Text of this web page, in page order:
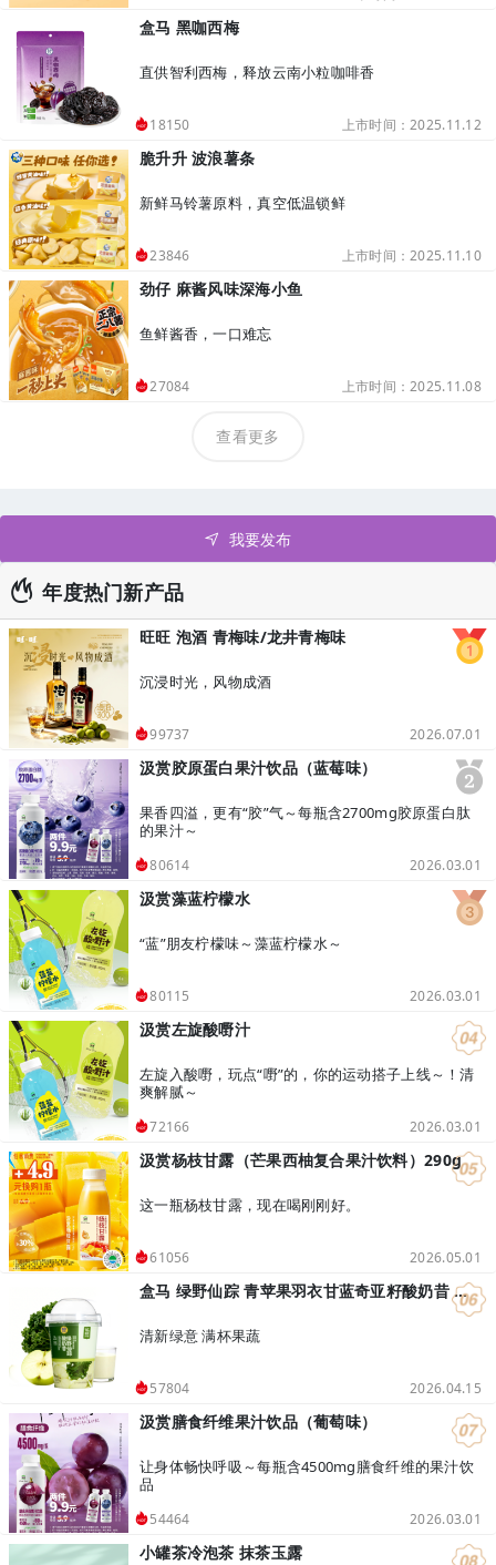
盒马 黑咖西梅
直供智利西梅，释放云南小粒咖啡香
18150 上市时间：2025.11.12
脆升升 波浪薯条
新鲜马铃薯原料，真空低温锁鲜
23846 上市时间：2025.11.10
劲仔 麻酱风味深海小鱼
鱼鲜酱香，一口难忘
27084 上市时间：2025.11.08
查看更多
我要发布
年度热门新产品
旺旺 泡酒 青梅味/龙井青梅味
沉浸时光，风物成酒
99737 2026.07.01
汲赏胶原蛋白果汁饮品（蓝莓味）
果香四溢，更有“胶”气～每瓶含2700mg胶原蛋白肽
的果汁～
80614 2026.03.01
汲赏藻蓝柠檬水
“蓝”朋友柠檬味～藻蓝柠檬水～
80115 2026.03.01
汲赏左旋酸嘢汁
左旋入酸嘢，玩点“嘢”的，你的运动搭子上线～！清
爽解腻～
72166 2026.03.01
汲赏杨枝甘露（芒果西柚复合果汁饮料）290g
这一瓶杨枝甘露，现在喝刚刚好。
61056 2026.05.01
盒马 绿野仙踪 青苹果羽衣甘蓝奇亚籽酸奶昔 400g
清新绿意 满杯果蔬
57804 2026.04.15
汲赏膳食纤维果汁饮品（葡萄味）
让身体畅快呼吸～每瓶含4500mg膳食纤维的果汁饮
品
54464 2026.03.01
小罐茶冷泡茶 抹茶玉露